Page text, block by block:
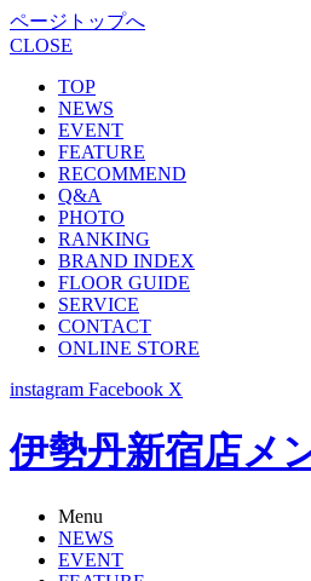
ページトップへ
CLOSE
TOP
NEWS
EVENT
FEATURE
RECOMMEND
Q&A
PHOTO
RANKING
BRAND INDEX
FLOOR GUIDE
SERVICE
CONTACT
ONLINE STORE
instagram Facebook X
伊勢丹新宿店メ
Menu
NEWS
EVENT